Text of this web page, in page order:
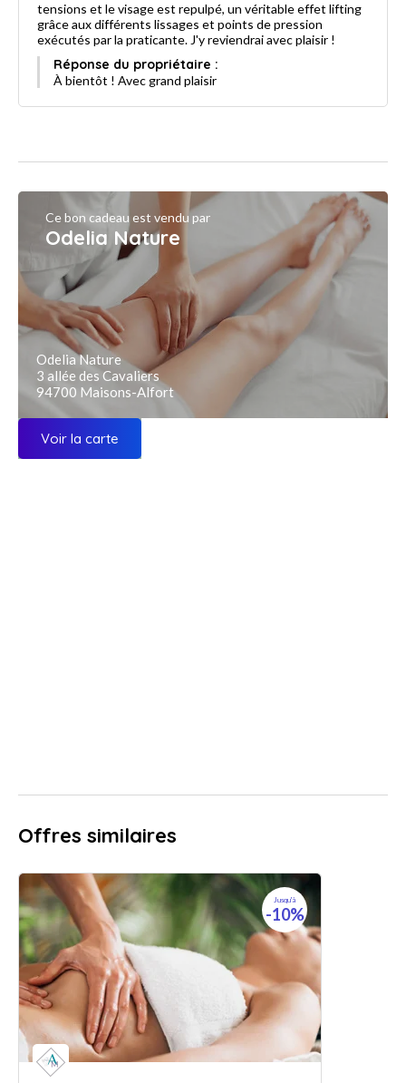
tensions et le visage est repulpé, un véritable effet lifting
grâce aux différents lissages et points de pression
exécutés par la praticante. J'y reviendrai avec plaisir !
Réponse du propriétaire :
À bientôt ! Avec grand plaisir
Ce bon cadeau est vendu par
Odelia Nature
Odelia Nature
3 allée des Cavaliers
94700 Maisons-Alfort
Voir la carte
Offres similaires
Jusqu'à
-10%